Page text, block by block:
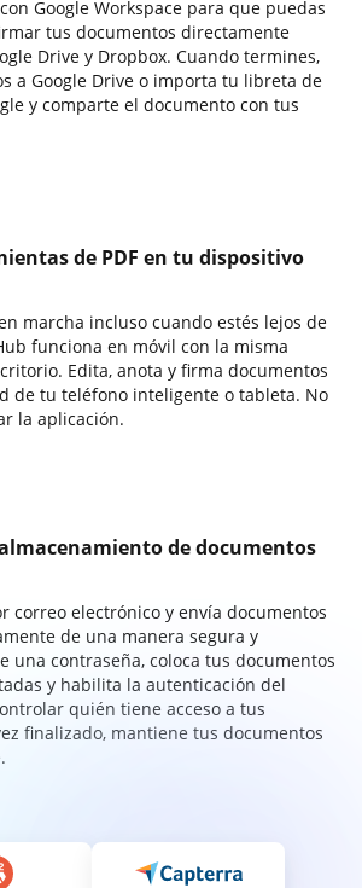
Google Workspace para que puedas
tus documentos directamente
Drive y Dropbox. Cuando termines,
a Google Drive o importa tu libreta de
y comparte el documento con tus
de PDF en tu dispositivo
marcha incluso cuando estés lejos de
funciona en móvil con la misma
Edita, anota y firma documentos
de tu teléfono inteligente o tableta. No
la aplicación.
de documentos
correo electrónico y envía documentos
de una manera segura y
una contraseña, coloca tus documentos
y habilita la autenticación del
quién tiene acceso a tus
finalizado, mantiene tus documentos